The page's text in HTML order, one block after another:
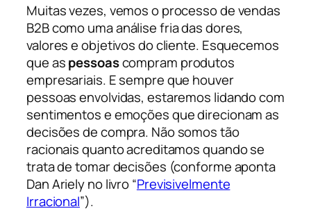
Muitas vezes, vemos o processo de vendas
B2B como uma análise fria das dores,
valores e objetivos do cliente. Esquecemos
que aspessoascompram produtos
empresariais. E sempre que houver
pessoas envolvidas, estaremos lidando com
sentimentos e emoções que direcionam as
decisões de compra. Não somos tão
racionais quanto acreditamos quando se
trata de tomar decisões (conforme aponta
Dan Ariely no livro “Previsivelmente
Irracional”).